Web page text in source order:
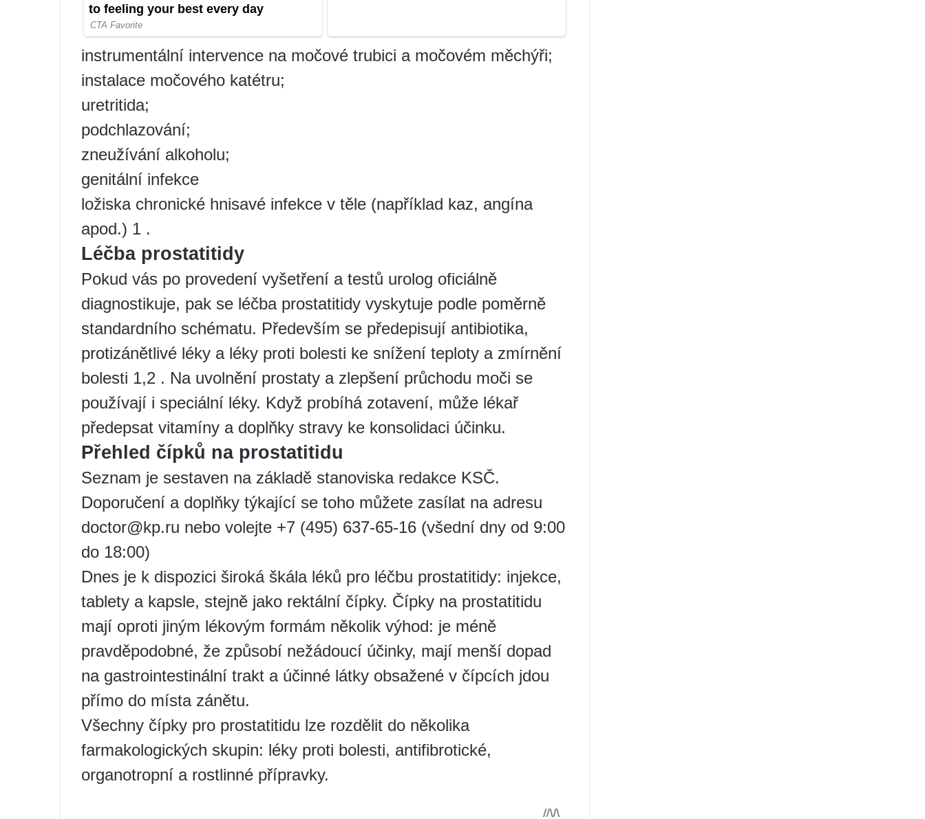
instrumentální intervence na močové trubici a močovém měchýři;
instalace močového katétru;
uretritida;
podchlazování;
zneužívání alkoholu;
genitální infekce
ložiska chronické hnisavé infekce v těle (například kaz, angína
apod.) 1 .
Léčba prostatitidy
Pokud vás po provedení vyšetření a testů urolog oficiálně
diagnostikuje, pak se léčba prostatitidy vyskytuje podle poměrně
standardního schématu. Především se předepisují antibiotika,
protizánětlivé léky a léky proti bolesti ke snížení teploty a zmírnění
bolesti 1,2 . Na uvolnění prostaty a zlepšení průchodu moči se
používají i speciální léky. Když probíhá zotavení, může lékař
předepsat vitamíny a doplňky stravy ke konsolidaci účinku.
Přehled čípků na prostatitidu
Seznam je sestaven na základě stanoviska redakce KSČ.
Doporučení a doplňky týkající se toho můžete zasílat na adresu
doctor@kp.ru nebo volejte +7 (495) 637-65-16 (všední dny od 9:00
do 18:00)
Dnes je k dispozici široká škála léků pro léčbu prostatitidy: injekce,
tablety a kapsle, stejně jako rektální čípky. Čípky na prostatitidu
mají oproti jiným lékovým formám několik výhod: je méně
pravděpodobné, že způsobí nežádoucí účinky, mají menší dopad
na gastrointestinální trakt a účinné látky obsažené v čípcích jdou
přímo do místa zánětu.
Všechny čípky pro prostatitidu lze rozdělit do několika
farmakologických skupin: léky proti bolesti, antifibrotické,
organotropní a rostlinné přípravky.